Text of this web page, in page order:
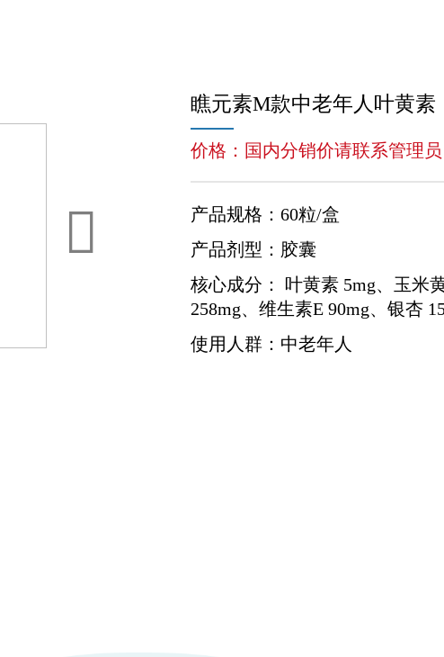
瞧元素M款中老年人叶黄素
价格：国内分销价请联系管理
产品规格：60粒/盒
产品剂型：胶囊
核心成分： 叶黄素 5mg、玉米
258mg、维生素E 90mg、银杏
使用人群：中老年人